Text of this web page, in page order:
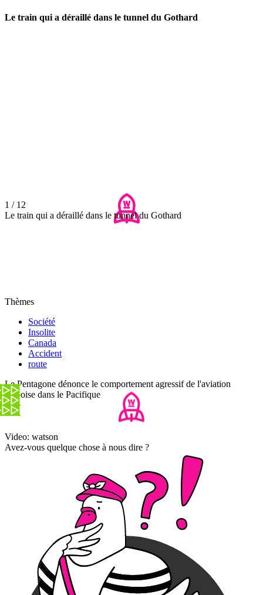
Le train qui a déraillé dans le tunnel du Gothard
1 / 12
Le train qui a déraillé dans le tunnel du Gothard
Thèmes
Société
Insolite
Canada
Accident
route
Le Pentagone dénonce le comportement agressif de l'aviation
chinoise dans le Pacifique
Video: watson
Avez-vous quelque chose à nous dire ?